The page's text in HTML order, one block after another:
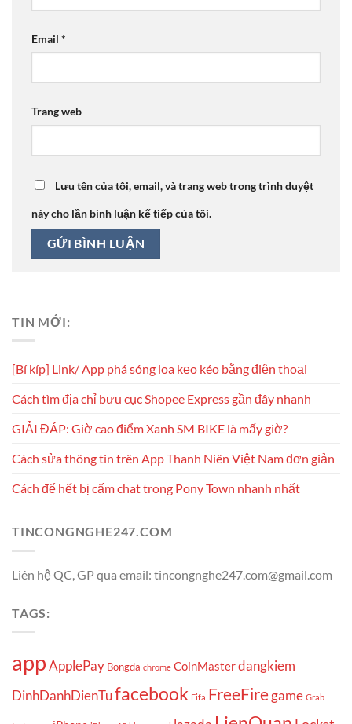
Email *
Trang web
Lưu tên của tôi, email, và trang web trong trình duyệt
này cho lần bình luận kế tiếp của tôi.
TIN MỚI:
[Bí kíp] Link/ App phá sóng loa kẹo kéo bằng điện thoại
Cách tìm địa chỉ bưu cục Shopee Express gần đây nhanh
GIẢI ĐÁP: Giờ cao điểm Xanh SM BIKE là mấy giờ?
Cách sửa thông tin trên App Thanh Niên Việt Nam đơn giản
Cách để hết bị cấm chat trong Pony Town nhanh nhất
TINCONGNGHE247.COM
Liên hệ QC, GP qua email: tincongnghe247.com@gmail.com
TAGS:
appApplePay Bongda chrome CoinMasterdangkiem
DinhDanhDienTufacebook Fifa FreeFiregame Grab